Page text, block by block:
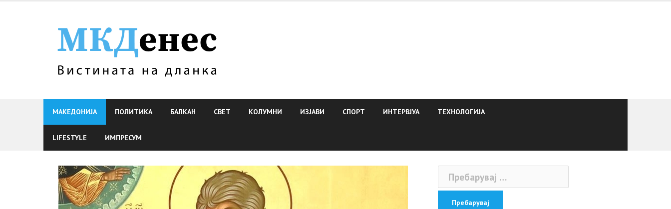
МАКЕДОНИЈА ПОЛИТИКА БАЛКАН СВЕТ КОЛУМНИ ИЗЈАВИ СПОРТ ИНТЕРВЈУА ТЕХНОЛОГИЈА
LIFESTYLE ИМПРЕСУМ
Пребарувај
за: